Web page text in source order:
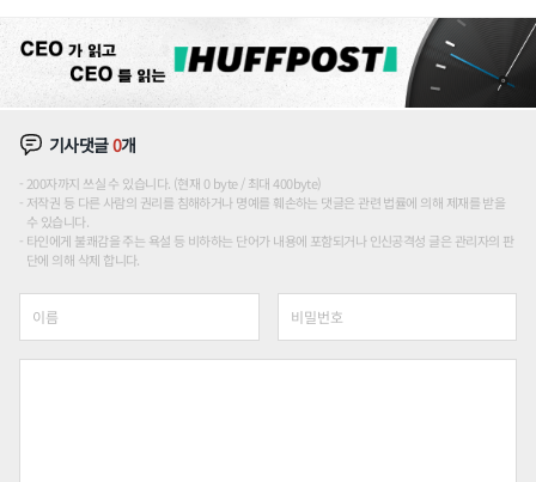
기사댓글0개
200자까지 쓰실 수 있습니다. (현재 0 byte / 최대 400byte)
저작권 등 다른 사람의 권리를 침해하거나 명예를 훼손하는 댓글은 관련 법률에 의해 제재를 받을
수 있습니다.
타인에게 불쾌감을 주는 욕설 등 비하하는 단어가 내용에 포함되거나 인신공격성 글은 관리자의 판
단에 의해 삭제 합니다.